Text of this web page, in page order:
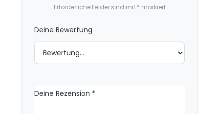
Erforderliche Felder sind mit * markiert
Deine Bewertung
Deine Rezension *